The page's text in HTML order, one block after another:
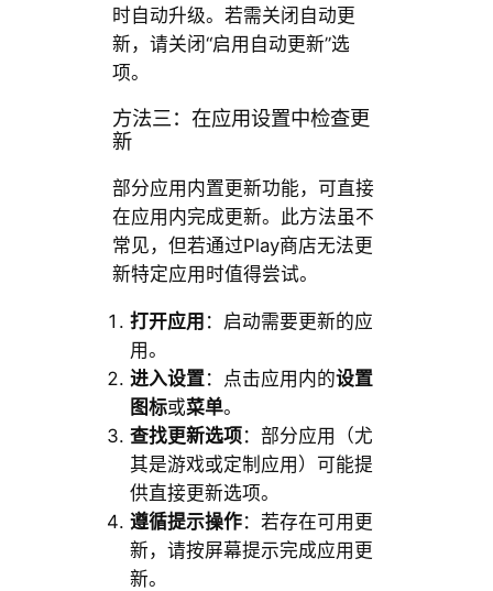
时自动升级。若需关闭自动更
新，请关闭“启用自动更新”选
项。
方法三：在应用设置中检查更
新
部分应用内置更新功能，可直接
在应用内完成更新。此方法虽不
常见，但若通过Play商店无法更
新特定应用时值得尝试。
打开应用 ：启动需要更新的应
用。
进入设置：点击应用内的设置
图标或菜单。
查找更新选项：部分应用（尤
其是游戏或定制应用）可能提
供直接更新选项。
遵循提示操作：若存在可用更
新，请按屏幕提示完成应用更
新。